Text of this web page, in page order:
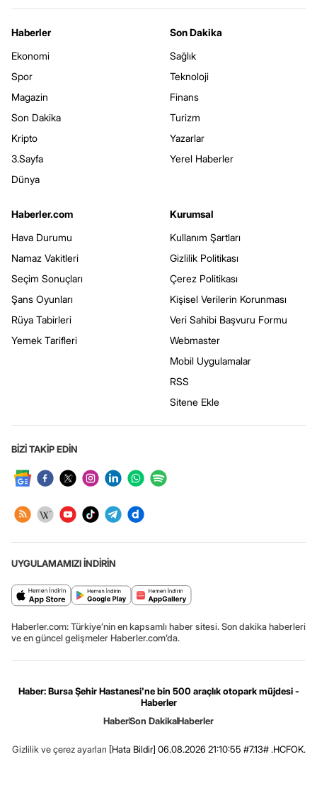
Haberler
Ekonomi
Spor
Magazin
Son Dakika
Kripto
3.Sayfa
Dünya
Son Dakika
Sağlık
Teknoloji
Finans
Turizm
Yazarlar
Yerel Haberler
Haberler.com
Hava Durumu
Namaz Vakitleri
Seçim Sonuçları
Şans Oyunları
Rüya Tabirleri
Yemek Tarifleri
Kurumsal
Kullanım Şartları
Gizlilik Politikası
Çerez Politikası
Kişisel Verilerin Korunması
Veri Sahibi Başvuru Formu
Webmaster
Mobil Uygulamalar
RSS
Sitene Ekle
BİZİ TAKİP EDİN
UYGULAMAMIZI İNDİRİN
Haberler.com: Türkiye’nin en kapsamlı haber sitesi. Son dakika haberleri
ve en güncel gelişmeler Haberler.com’da.
Haber: Bursa Şehir Hastanesi'ne bin 500 araçlık otopark müjdesi -
Haberler
HaberSon DakikaHaberler
Gizlilik ve çerez ayarları [Hata Bildir] 06.08.2026 21:10:55 #7.13# .HCFOK.